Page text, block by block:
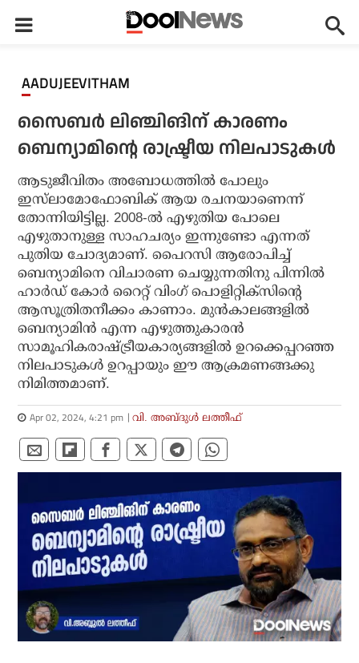
AADUJEEVITHAM
സൈബര്‍ ലിഞ്ചിങിന് കാരണം
ബെന്യാമിന്റെ രാഷ്ട്രീയ നിലപാടുകള്‍
ആടുജീവിതം അബോധത്തില്‍ പോലും
ഇസ്‌ലാമോഫോബിക് ആയ രചനയാണെന്ന്
തോന്നിയിട്ടില്ല. 2008-ല്‍ എഴുതിയ പോലെ
എഴുതാനുള്ള സാഹചര്യം ഇന്നുണ്ടോ എന്നത്
പുതിയ ചോദ്യമാണ്. പൈറസി ആരോപിച്ച്
ബെന്യാമിനെ വിചാരണ ചെയ്യുന്നതിനു പിന്നില്‍
ഹാര്‍ഡ് കോര്‍ റൈറ്റ് വിംഗ് പൊളിറ്റിക്‌സിന്റെ
ആസൂത്രിതനീക്കം കാണാം. മുന്‍കാലങ്ങളില്‍
ബെന്യാമിന്‍ എന്ന എഴുത്തുകാരന്‍
സാമൂഹികരാഷ്ട്രീയകാര്യങ്ങളില്‍ ഉറക്കെപ്പറഞ്ഞ
നിലപാടുകള്‍ ഉറപ്പായും ഈ ആക്രമണങ്ങക്കു
നിമിത്തമാണ്.
Apr 02, 2024, 4:21 pm വി. അബ്ദുള്‍ ലത്തീഫ്‌